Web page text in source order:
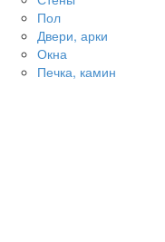
Пол
Двери, арки
Окна
Печка, камин